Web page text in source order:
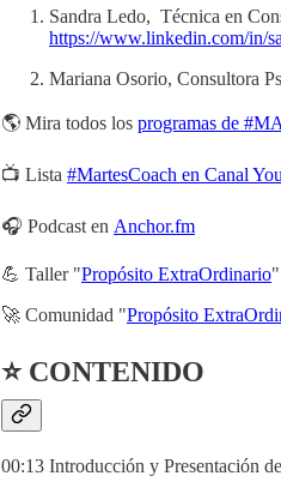
Sandra Ledo, Técnica en
https://www.linkedin.com/in/
Mariana Osorio, Consultora
🌎 Mira todos los programas de
📺 Lista #MartesCoach en Canal
🎧 Podcast en Anchor.fm
💪 Taller "Propósito ExtraOrdinario"
🚀 Comunidad "Propósito
⭐ CONTENIDO
00:13 Introducción y Presentación